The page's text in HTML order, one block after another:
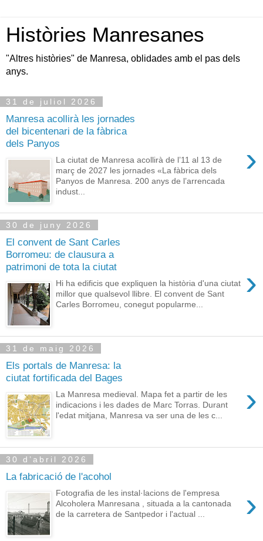
Històries Manresanes
"Altres històries" de Manresa, oblidades amb el pas dels
anys.
31 de juliol 2026
Manresa acollirà les jornades
del bicentenari de la fàbrica
dels Panyos
›
La ciutat de Manresa acollirà de l’11 al 13 de
març de 2027 les jornades «La fàbrica dels
Panyos de Manresa. 200 anys de l’arrencada
indust...
30 de juny 2026
El convent de Sant Carles
Borromeu: de clausura a
patrimoni de tota la ciutat
›
Hi ha edificis que expliquen la història d'una ciutat
millor que qualsevol llibre. El convent de Sant
Carles Borromeu, conegut popularme...
31 de maig 2026
Els portals de Manresa: la
ciutat fortificada del Bages
›
La Manresa medieval. Mapa fet a partir de les
indicacions i les dades de Marc Torras. Durant
l'edat mitjana, Manresa va ser una de les c...
30 d’abril 2026
La fabricació de l'acohol
›
Fotografia de les instal·lacions de l'empresa
Alcoholera Manresana , situada a la cantonada
de la carretera de Santpedor i l'actual ...